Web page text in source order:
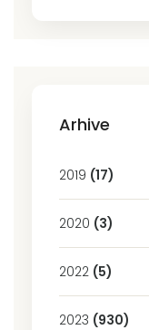
Arhive
2019 (17)
2020 (3)
2022 (5)
2023 (930)